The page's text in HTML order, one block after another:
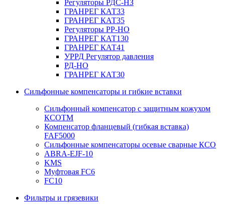
Регуляторы РДС-НЗ
ГРАНРЕГ КАТ33
ГРАНРЕГ КАТ35
Регуляторы РР-НО
ГРАНРЕГ КАТ130
ГРАНРЕГ КАТ41
УРРД Регулятор давления
РД-НО
ГРАНРЕГ КАТ30
Сильфонные компенсаторы и гибкие вставки
Сильфонный компенсатор с защитным кожухом
КСОТM
Компенсатор фланцевый (гибкая вставка)
FAF5000
Сильфонные компенсаторы осевые сварные КСО
ABRA-EJF-10
KMS
Муфтовая FC6
FC10
Фильтры и грязевики